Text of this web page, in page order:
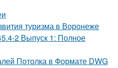
туризма в Воронеже
2 Выпуск 1: Полное
Потолка в Формате DWG